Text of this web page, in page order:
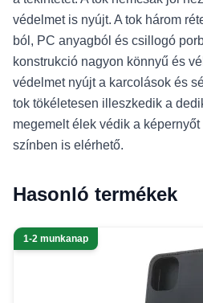
védelmet is nyújt. A tok három
ból, PC anyagból és csillogó
konstrukció nagyon könnyű és
védelmet nyújt a karcolások és
tok tökéletesen illeszkedik a
megemelt élek védik a
színben is elérhető.
Hasonló termékek
1-2 munkanap